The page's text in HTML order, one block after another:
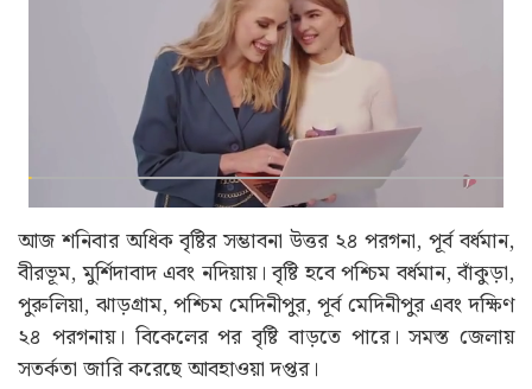
আজ শনিবার অধিক বৃষ্টির সম্ভাবনা উত্তর ২৪ পরগনা, পূর্ব বর্ধমান,
বীরভূম, মুর্শিদাবাদ এবং নদিয়ায়। বৃষ্টি হবে পশ্চিম বর্ধমান, বাঁকুড়া,
পুরুলিয়া, ঝাড়গ্রাম, পশ্চিম মেদিনীপুর, পূর্ব মেদিনীপুর এবং দক্ষিণ
২৪ পরগনায়। বিকেলের পর বৃষ্টি বাড়তে পারে। সমস্ত জেলায়
সতর্কতা জারি করেছে আবহাওয়া দপ্তর।